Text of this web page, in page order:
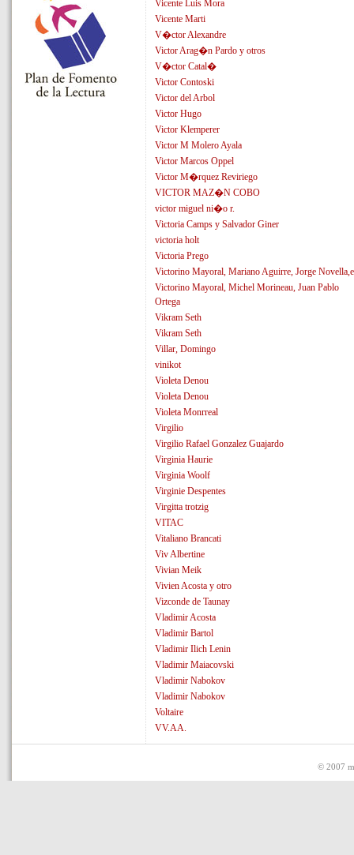
Vicente Luis Mora
Vicente Marti
V�ctor Alexandre
Victor Arag�n Pardo y otros
V�ctor Catal�
Victor Contoski
Victor del Arbol
Victor Hugo
Victor Klemperer
Victor M Molero Ayala
Victor Marcos Oppel
Victor M�rquez Reviriego
VICTOR MAZ�N COBO
victor miguel ni�o r.
Victoria Camps y Salvador Giner
victoria holt
Victoria Prego
Victorino Mayoral, Mariano Aguirre, Jorge
Victorino Mayoral, Michel Morineau, Juan Pablo
Ortega
Vikram Seth
Vikram Seth
Villar, Domingo
vinikot
Violeta Denou
Violeta Denou
Violeta Monrreal
Virgilio
Virgilio Rafael Gonzalez Guajardo
Virginia Haurie
Virginia Woolf
Virginie Despentes
Virgitta trotzig
VITAC
Vitaliano Brancati
Viv Albertine
Vivian Meik
Vivien Acosta y otro
Vizconde de Taunay
Vladimir Acosta
Vladimir Bartol
Vladimir Ilich Lenin
Vladimir Maiacovski
Vladimir Nabokov
Vladimir Nabokov
Voltaire
VV.AA.
© 2007